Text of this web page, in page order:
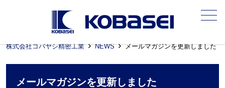
メニュー
株式会社コバヤシ精密工業 NEWS メールマガジンを更新しました
メールマガジンを更新しました